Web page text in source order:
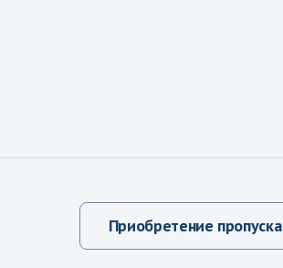
Приобретение пропуска